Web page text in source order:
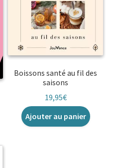
Boissons santé au fil des
saisons
19,95€
Ajouter au panier